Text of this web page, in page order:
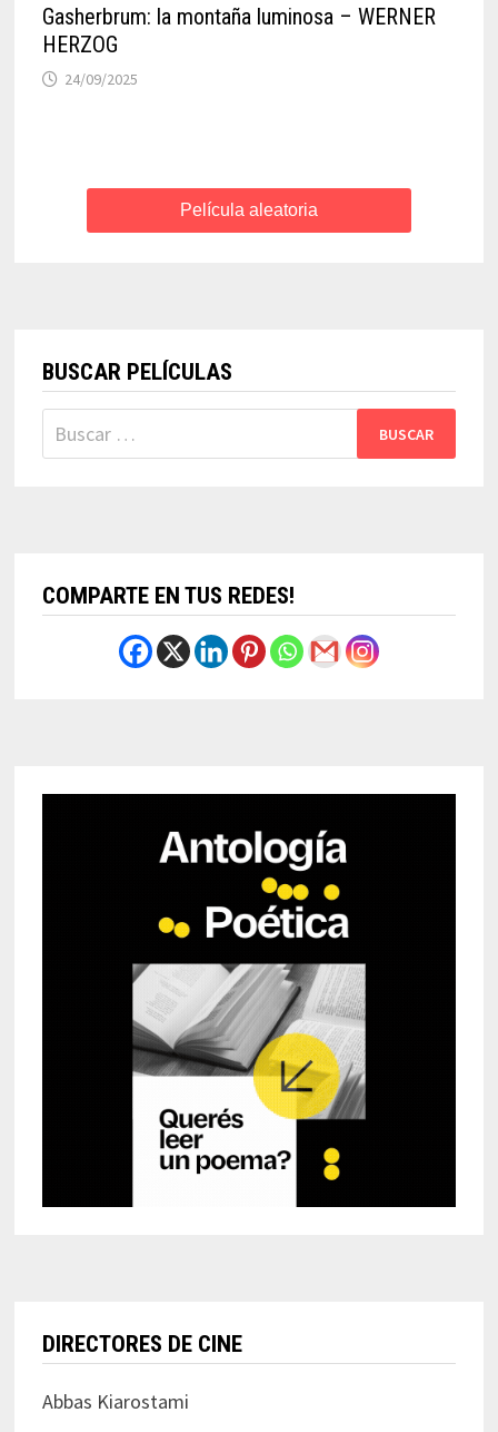
Gasherbrum: la montaña luminosa – WERNER
HERZOG
24/09/2025
Película aleatoria
BUSCAR PELÍCULAS
Buscar:
COMPARTE EN TUS REDES!
DIRECTORES DE CINE
Abbas Kiarostami